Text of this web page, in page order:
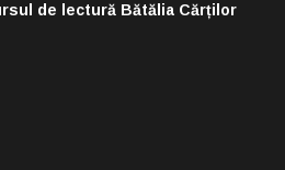
de lectură Bătălia Cărților